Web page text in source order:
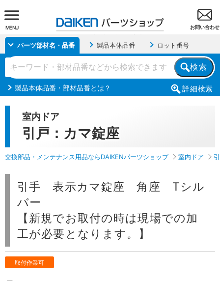
お問い合わせ
MENU
パーツ部材名・品番 製品本体品番 ロット番号
検索
詳細検索
製品本体品番・部材品番とは？
室内ドア
引戸：カマ錠座
交換部品・メンテナンス用品ならDAIKENパーツショップ 室内ドア
引手 表示カマ錠座 角座 Tシル
バー
【新規でお取付の時は現場での加
工が必要となります。】
取付作業可